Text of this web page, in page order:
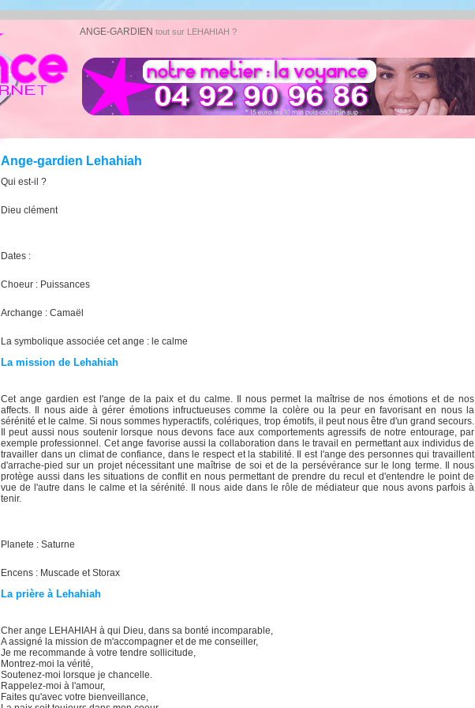
ANGE-GARDIEN tout sur LEHAHIAH ?
Ange-gardien Lehahiah
Qui est-il ?
Dieu clément
Dates :
Choeur : Puissances
Archange : Camaël
La symbolique associée cet ange : le calme
La mission de Lehahiah
Cet ange gardien est l'ange de la paix et du calme. Il nous permet la maîtrise de nos émotions et de nos
affects. Il nous aide à gérer émotions infructueuses comme la colère ou la peur en favorisant en nous la
sérénité et le calme. Si nous sommes hyperactifs, colériques, trop émotifs, il peut nous être d'un grand secours.
Il peut aussi nous soutenir lorsque nous devons face aux comportements agressifs de notre entourage, par
exemple professionnel. Cet ange favorise aussi la collaboration dans le travail en permettant aux individus de
travailler dans un climat de confiance, dans le respect et la stabilité. Il est l'ange des personnes qui travaillent
d'arrache-pied sur un projet nécessitant une maîtrise de soi et de la persévérance sur le long terme. Il nous
protège aussi dans les situations de conflit en nous permettant de prendre du recul et d'entendre le point de
vue de l'autre dans le calme et la sérénité. Il nous aide dans le rôle de médiateur que nous avons parfois à
tenir.
Planete : Saturne
Encens : Muscade et Storax
La prière à Lehahiah
Cher ange LEHAHIAH à qui Dieu, dans sa bonté incomparable,
A assigné la mission de m'accompagner et de me conseiller,
Je me recommande à votre tendre sollicitude,
Montrez-moi la vérité,
Soutenez-moi lorsque je chancelle.
Rappelez-moi à l'amour,
Faites qu'avec votre bienveillance,